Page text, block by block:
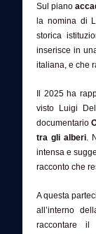
Sul piano
la nomina di
storica
inserisce in
italiana, e che
Il 2025 ha
visto Luigi
documentario
tra gli alberi.
intensa e
racconto che
A questa
all’interno
raccontare il